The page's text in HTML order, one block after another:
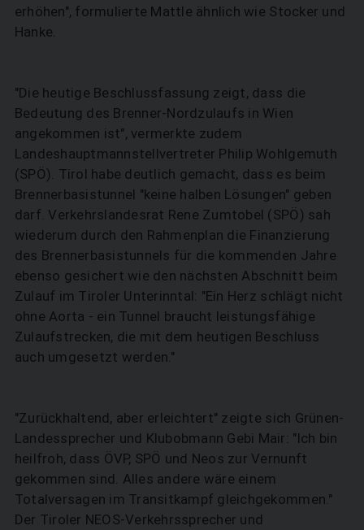
erhöhen", formulierte Mattle ähnlich wie Stocker und
Hanke.
"Die heutige Beschlussfassung zeigt, dass die
Bedeutung des Brenner-Nordzulaufs in Wien
angekommen ist", vermerkte zudem
Landeshauptmannstellvertreter Philip Wohlgemuth
(SPÖ). Tirol habe deutlich gemacht, dass es beim
Brennerbasistunnel "keine halben Lösungen" geben
darf. Verkehrslandesrat Rene Zumtobel (SPÖ) sah
wiederum durch den Rahmenplan die Finanzierung
des Brennerbasistunnels für die kommenden Jahre
ebenso gesichert wie den nächsten Abschnitt beim
Zulauf im Tiroler Unterinntal: "Ein Herz schlägt nicht
ohne Aorta - ein Tunnel braucht leistungsfähige
Zulaufstrecken, die mit dem heutigen Beschluss
auch umgesetzt werden."
"Zurückhaltend, aber erleichtert" zeigte sich Grünen-
Landessprecher und Klubobmann Gebi Mair: "Ich bin
heilfroh, dass ÖVP, SPÖ und Neos zur Vernunft
gekommen sind. Alles andere wäre einem
Totalversagen im Transitkampf gleichgekommen."
Der Tiroler NEOS-Verkehrssprecher und